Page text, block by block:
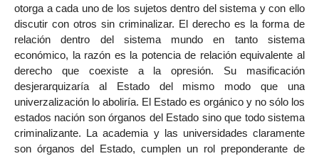
otorga a cada uno de los sujetos dentro del sistema y con ello
discutir con otros sin criminalizar. El derecho es la forma de
relación dentro del sistema mundo en tanto sistema
económico, la razón es la potencia de relación equivalente al
derecho que coexiste a la opresión. Su masificación
desjerarquizaría al Estado del mismo modo que una
univerzalización lo aboliría. El Estado es orgánico y no sólo los
estados nación son órganos del Estado sino que todo sistema
criminalizante. La academia y las universidades claramente
son órganos del Estado, cumplen un rol preponderante de